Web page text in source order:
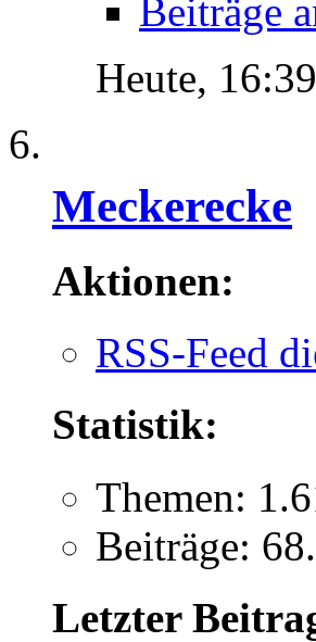
Beiträge
Heute, 16:39
Meckerecke
Aktionen:
RSS-Feed
Statistik:
Themen:
Beiträge:
Letzter